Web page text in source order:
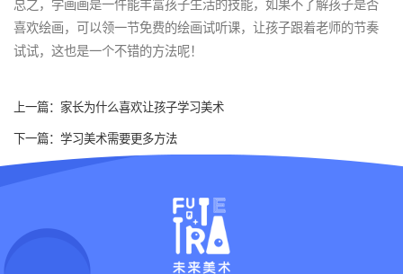
总之，学画画是一件能丰富孩子生活的技能，如果不了解孩子是否
喜欢绘画，可以领一节免费的绘画试听课，让孩子跟着老师的节奏
试试，这也是一个不错的方法呢！
上一篇： 家长为什么喜欢让孩子学习美术
下一篇： 学习美术需要更多方法